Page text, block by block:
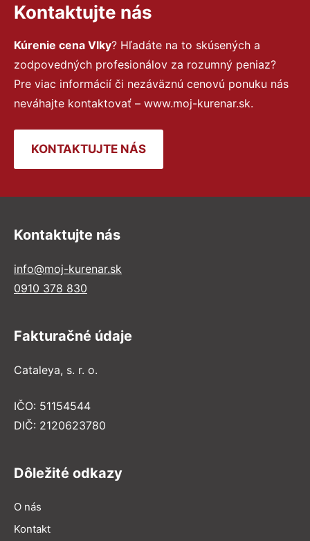
Kontaktujte nás
Kúrenie cena Vlky? Hľadáte na to skúsených a
zodpovedných profesionálov za rozumný peniaz?
Pre viac informácií či nezáväznú cenovú ponuku nás
neváhajte kontaktovať – www.moj-kurenar.sk.
KONTAKTUJTE NÁS
Kontaktujte nás
info@moj-kurenar.sk
0910 378 830
Fakturačné údaje
Cataleya, s. r. o.
IČO: 51154544
DIČ: 2120623780
Dôležité odkazy
O nás
Kontakt